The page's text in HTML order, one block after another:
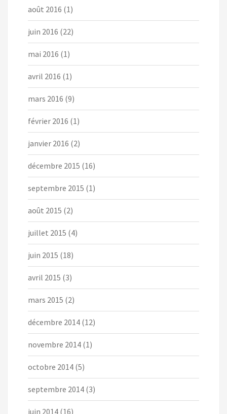
août 2016 (1)
juin 2016 (22)
mai 2016 (1)
avril 2016 (1)
mars 2016 (9)
février 2016 (1)
janvier 2016 (2)
décembre 2015 (16)
septembre 2015 (1)
août 2015 (2)
juillet 2015 (4)
juin 2015 (18)
avril 2015 (3)
mars 2015 (2)
décembre 2014 (12)
novembre 2014 (1)
octobre 2014 (5)
septembre 2014 (3)
juin 2014 (16)